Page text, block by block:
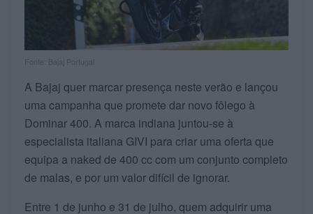
Fonte: Bajaj Portugal
A Bajaj quer marcar presença neste verão e lançou
uma campanha que promete dar novo fôlego à
Dominar 400. A marca indiana juntou-se à
especialista italiana GIVI para criar uma oferta que
equipa a naked de 400 cc com um conjunto completo
de malas, e por um valor difícil de ignorar.
Entre 1 de junho e 31 de julho, quem adquirir uma